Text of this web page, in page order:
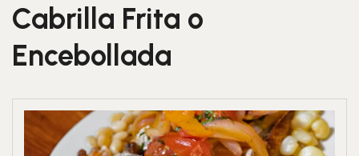
Cabrilla Frita o
Encebollada